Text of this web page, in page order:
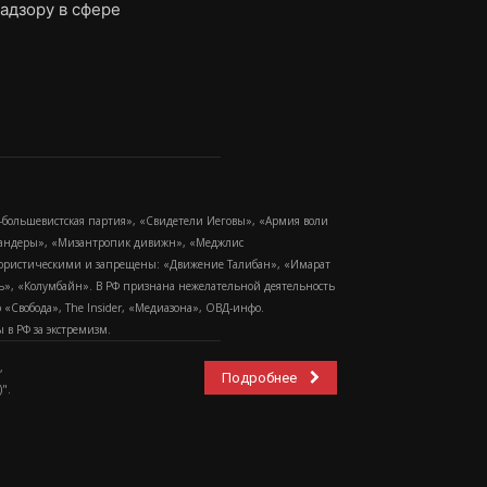
в сфере
партия», «Свидетели Иеговы», «Армия воли
«Мизантропик дивижн», «Меджлис
и запрещены: «Движение Талибан», «Имарат
«Колумбайн». В РФ признана нежелательной деятельность
The Insider, «Медиазона», ОВД-инфо.
РФ за экстремизм.
Подробнее